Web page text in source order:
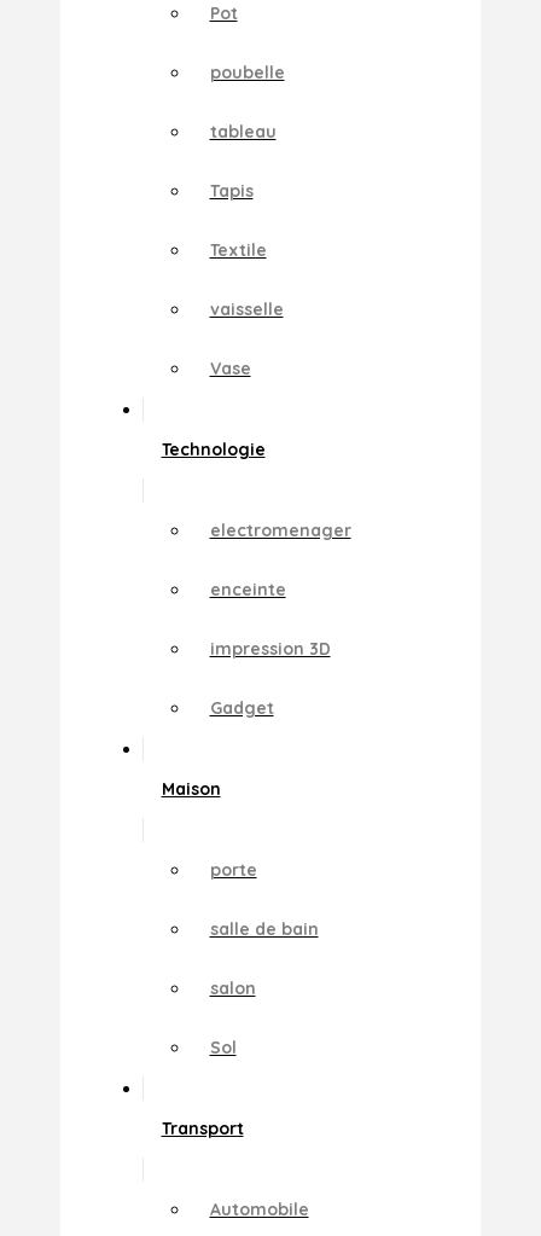
Pot
poubelle
tableau
Tapis
Textile
vaisselle
Vase
Technologie
electromenager
enceinte
impression 3D
Gadget
Maison
porte
salle de bain
salon
Sol
Transport
Automobile